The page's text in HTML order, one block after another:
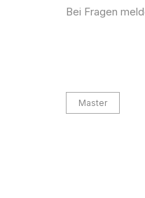
Bei Fragen
Master